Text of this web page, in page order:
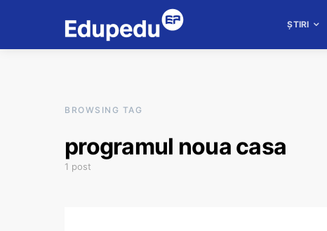
ȘTIRI
BROWSING TAG
programul noua casa
1 post